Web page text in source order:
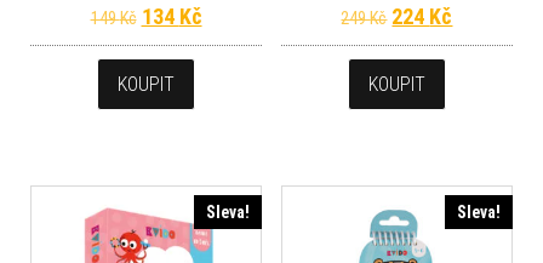
149Kč Původní cena byla: 149 Kč.
134 KčAktuální cena je: 134 Kč.
KOUPIT
249Kč Původní cena
224 Kč
KOUPIT
Sleva! Sleva!